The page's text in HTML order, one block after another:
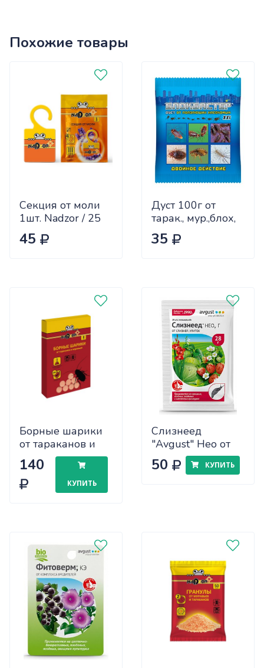
Похожие товары
Секция от моли
1шт. Nadzor / 25
45
Дуст 100г от
тарак., мур.,блох,
клопов
EUROGUARD х50
35
Борные шарики
от тараканов и
муравьев, 8 шт.
Nadzor
140
КУПИТЬ
Слизнеед
"Avgust" Нео от
слизней и улиток
28г
50 КУПИТЬ